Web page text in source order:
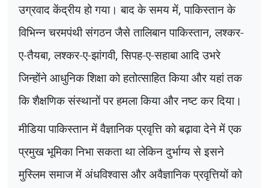
उग्रवाद केंद्रीय हो गया। बाद के समय में,पाकिस्तान के
विभिन्न चरमपंथी संगठन जैसे तालिबान पाकिस्तान,लश्कर-
ए-तैयबा,लश्कर-ए-झांगवी,सिपह-ए-सहाबा आदि उभरे
जिन्होंने आधुनिक शिक्षा को हतोत्साहित किया और यहां तक
कि शैक्षणिक संस्थानों पर हमला किया और नष्ट कर दिया।
मीडिया पाकिस्तान में वैज्ञानिक प्रवृत्ति को बढ़ावा देने में एक
प्रमुख भूमिका निभा सकता था लेकिन दुर्भाग्य से इसने
मुस्लिम समाज में अंधविश्वास और अवैज्ञानिक प्रवृत्तियों को